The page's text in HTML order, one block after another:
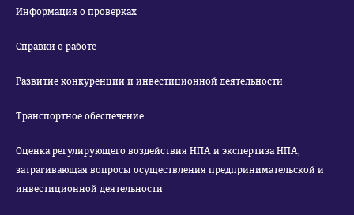
Информация о проверках
Справки о работе
Развитие конкуренции и инвестиционной деятельности
Транспортное обеспечение
Оценка регулирующего воздействия НПА и экспертиза НПА,
затрагивающая вопросы осуществления предпринимательской и
инвестиционной деятельности